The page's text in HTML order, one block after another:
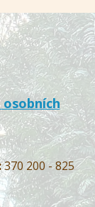
370 200 - 825